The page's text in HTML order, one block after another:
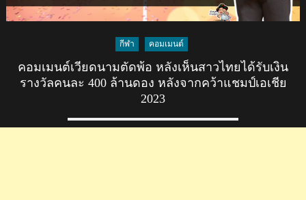
กีฬา คอมเมนต์
คอมเมนต์เวียดนามตัดพ้อ หลังเห็นสาวไทยได้รับเงิน
รางวัลคนละ 400 ล้านดอง หลังจากคว้าแชมป์เอเชีย
2023